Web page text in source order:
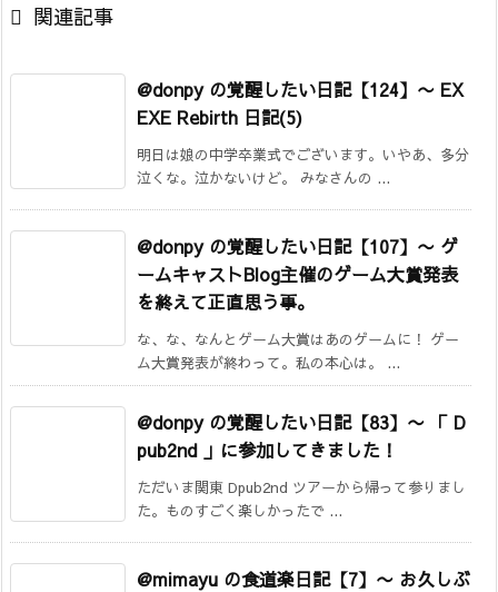
 関連記事
@donpy の覚醒したい日記【124】 〜 EX
EXE Rebirth 日記(5)
明日は娘の中学卒業式でございます。いやあ、多分
泣くな。泣かないけど。 みなさんの ...
@donpy の覚醒したい日記【107】 〜 ゲ
ームキャストBlog主催のゲーム大賞発表
を終えて正直思う事。
な、な、なんとゲーム大賞はあのゲームに！ ゲー
ム大賞発表が終わって。私の本心は。 ...
@donpy の覚醒したい日記【83】 〜 「 D
pub2nd 」に参加してきました！
ただいま関東 Dpub2nd ツアーから帰って参りまし
た。ものすごく楽しかったで ...
@mimayu の食道楽日記【7】 〜 お久しぶ